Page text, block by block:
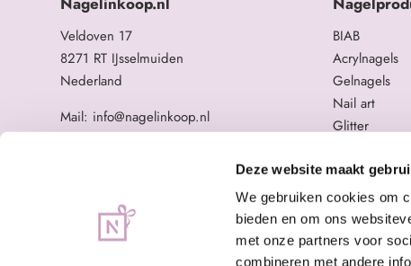
Deze website maakt
We gebruiken cookies om
bieden en om ons
met onze partners voor
combineren met andere
Veldoven 17
8271 RT IJsselmuiden
Nederland
Mail: info@nagelinkoop.nl
BTW nummer: NL863104678B01
BIAB
Acrylnagels
Gelnagels
Nail art
Glitter
Overige